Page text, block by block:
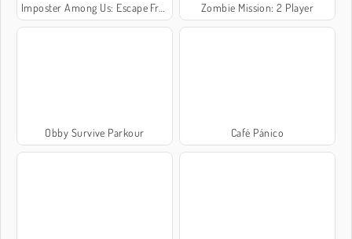
Imposter Among Us: Escape From Prison Zombie Mission: 2 Player
Obby Survive Parkour Café Pánico